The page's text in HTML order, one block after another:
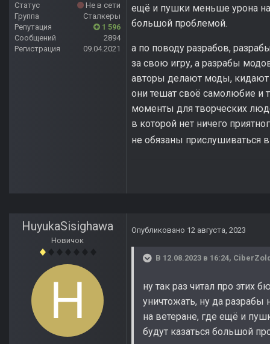
Статус
Не в сети
Группа
Сталкеры
Репутация
1 596
Сообщений
2894
Регистрация
09.04.2021
ещё и пушки меньше урона
большой проблемой.
а по поводу разрабов,
за свою игру, а разрабы
авторы делают моды, кидают
они тешат своё самолюбие и
моменты для творческих
в которой нет ничего
не обязаны прислушиваться
HuyukaSisighawa
Новичок
Опубликовано 12 августа, 2023
В 12.08.2023 в 16:24,
ну так раз читал про этих
уничтожать, ну да
на ветеране, где ещё и
будут казаться большой